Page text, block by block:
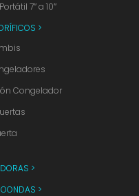
7″ a 10″
>
Congelador
>
>